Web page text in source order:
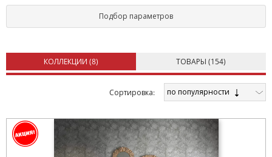
Подбор параметров
КОЛЛЕКЦИИ (8) ТОВАРЫ (154)
Cортировка: по популярности